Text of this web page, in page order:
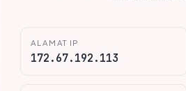
ALAMAT IP
172.67.192.113